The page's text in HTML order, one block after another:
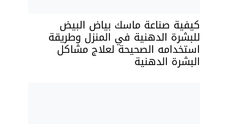
كيفية صناعة ماسك بياض البيض
للبشرة الدهنية في المنزل وطريقة
استخدامه الصحيحة لعلاج مشاكل
البشرة الدهنية